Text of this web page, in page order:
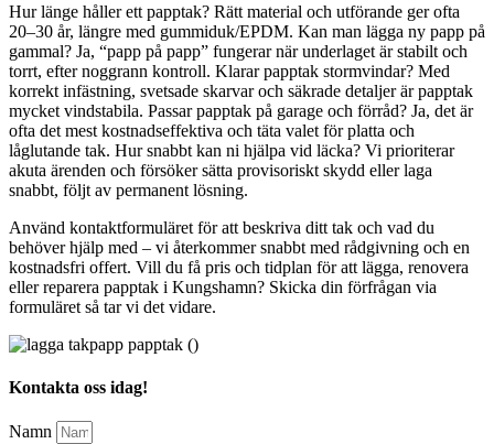
Hur länge håller ett papptak? Rätt material och utförande ger ofta
20–30 år, längre med gummiduk/EPDM. Kan man lägga ny papp på
gammal? Ja, “papp på papp” fungerar när underlaget är stabilt och
torrt, efter noggrann kontroll. Klarar papptak stormvindar? Med
korrekt infästning, svetsade skarvar och säkrade detaljer är papptak
mycket vindstabila. Passar papptak på garage och förråd? Ja, det är
ofta det mest kostnadseffektiva och täta valet för platta och
låglutande tak. Hur snabbt kan ni hjälpa vid läcka? Vi prioriterar
akuta ärenden och försöker sätta provisoriskt skydd eller laga
snabbt, följt av permanent lösning.
Använd kontaktformuläret för att beskriva ditt tak och vad du
behöver hjälp med – vi återkommer snabbt med rådgivning och en
kostnadsfri offert. Vill du få pris och tidplan för att lägga, renovera
eller reparera papptak i Kungshamn? Skicka din förfrågan via
formuläret så tar vi det vidare.
Kontakta oss idag!
Namn